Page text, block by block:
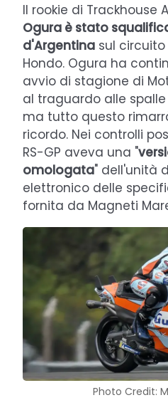
Il rookie di Trackhouse
Ogura è stato
d'Argentina sul
Hondo. Ogura ha
avvio di stagione di
al traguardo alle spalle
ma tutto questo
ricordo. Nei controlli
RS-GP aveva una "
omologata" dell'unità
elettronico delle
fornita da Magneti
Photo Credit: